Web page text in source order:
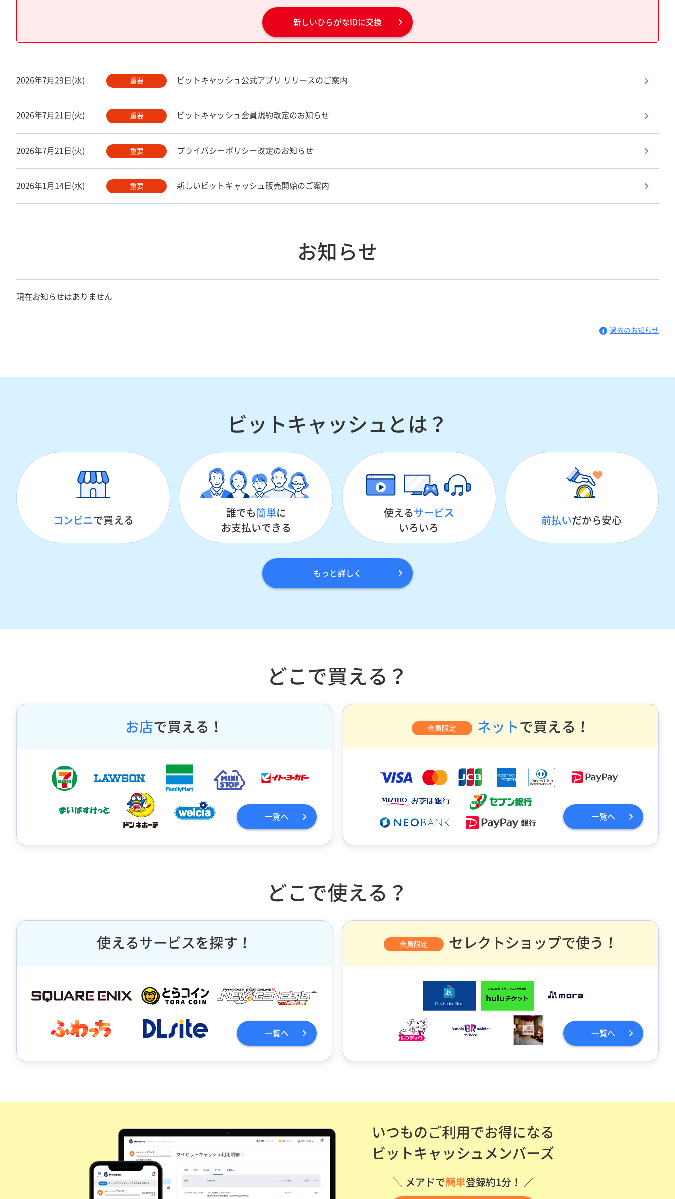
新しいひらがなIDに交換
2026年7月29日(水) 重要 ビットキャッシュ公式アプリ リリースのご案内
2026年7月21日(火) 重要 ビットキャッシュ会員規約改定のお知らせ
2026年7月21日(火) 重要 プライバシーポリシー改定のお知らせ
2026年1月14日(水) 重要 新しいビットキャッシュ販売開始のご案内
お知らせ
現在お知らせはありません
過去のお知らせ
ビットキャッシュとは？
コンビニで買える
誰でも簡単に
お支払いできる
使えるサービス
いろいろ
前払いだから安心
もっと詳しく
どこで買える？
お店で買える！
一覧へ
会員限定 ネット で買える！
一覧へ
どこで使える？
使えるサービスを探す！
一覧へ
会員限定 セレクトショップで使う！
一覧へ
いつものご利用でお得になる
ビットキャッシュメンバーズ
＼ メアドで簡単登録約1分！ ／